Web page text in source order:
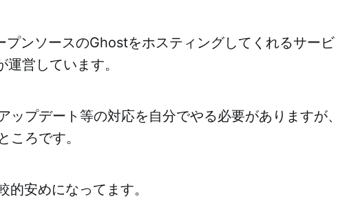
ンソースのGhostをホスティングしてくれるサービ
営しています。
ップデート等の対応を自分でやる必要がありますが、
ころです。
安めになってます。